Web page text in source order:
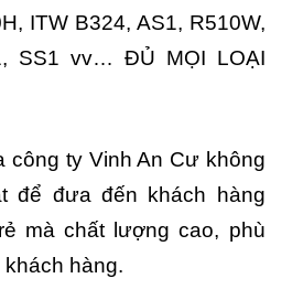
ITW B324, AS1, R510W,
SS1 vv… ĐỦ MỌI LOẠI
công ty Vinh An Cư không
để đưa đến khách hàng
mà chất lượng cao, phù
hàng.